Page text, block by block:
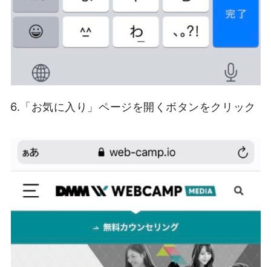
6.「お気に入り」ページを開くボタンをクリック